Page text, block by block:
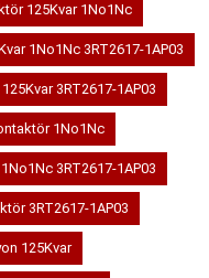
125Kvar 1No1Nc
1No1Nc 3RT2617-1AP03
3RT2617-1AP03
1No1Nc
3RT2617-1AP03
3RT2617-1AP03
125Kvar